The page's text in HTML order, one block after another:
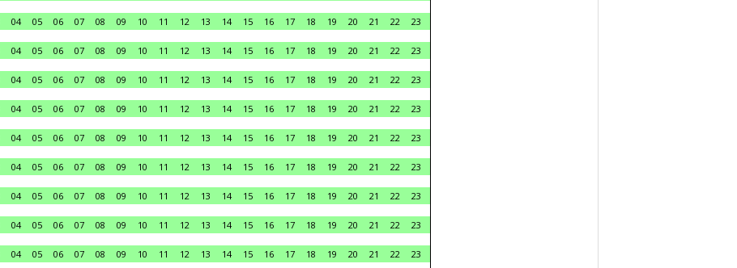
04 05 06 07 08 09 10 11 12 13 14 15 16 17 18 19 20 21 22
23
04 05 06 07 08 09 10 11 12 13 14 15 16 17 18 19 20 21 22
23
04 05 06 07 08 09 10 11 12 13 14 15 16 17 18 19 20 21 22
23
04 05 06 07 08 09 10 11 12 13 14 15 16 17 18 19 20 21 22
23
04 05 06 07 08 09 10 11 12 13 14 15 16 17 18 19 20 21 22
23
04 05 06 07 08 09 10 11 12 13 14 15 16 17 18 19 20 21 22
23
04 05 06 07 08 09 10 11 12 13 14 15 16 17 18 19 20 21 22
23
04 05 06 07 08 09 10 11 12 13 14 15 16 17 18 19 20 21 22
23
04 05 06 07 08 09 10 11 12 13 14 15 16 17 18 19 20 21 22
23